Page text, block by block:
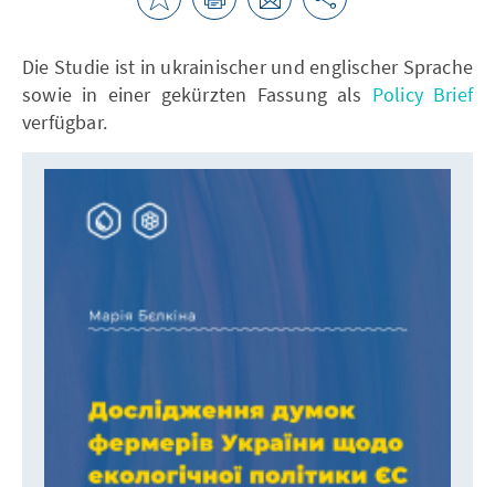
Die Studie ist in ukrainischer und englischer Sprache
sowie in einer gekürzten Fassung als Policy Brief
verfügbar.